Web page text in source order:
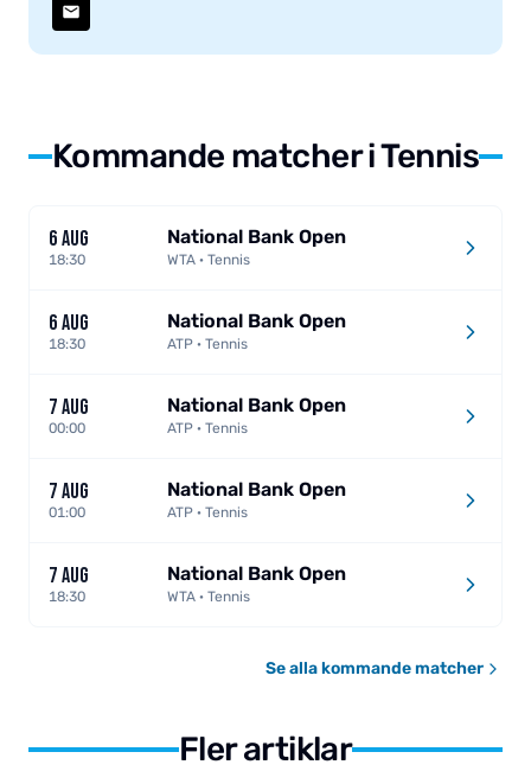
Kommande matcher i Tennis
6 AUG
18:30
National Bank Open
WTA · Tennis
6 AUG
18:30
National Bank Open
ATP · Tennis
7 AUG
00:00
National Bank Open
ATP · Tennis
7 AUG
01:00
National Bank Open
ATP · Tennis
7 AUG
18:30
National Bank Open
WTA · Tennis
Se alla kommande matcher
Fler artiklar